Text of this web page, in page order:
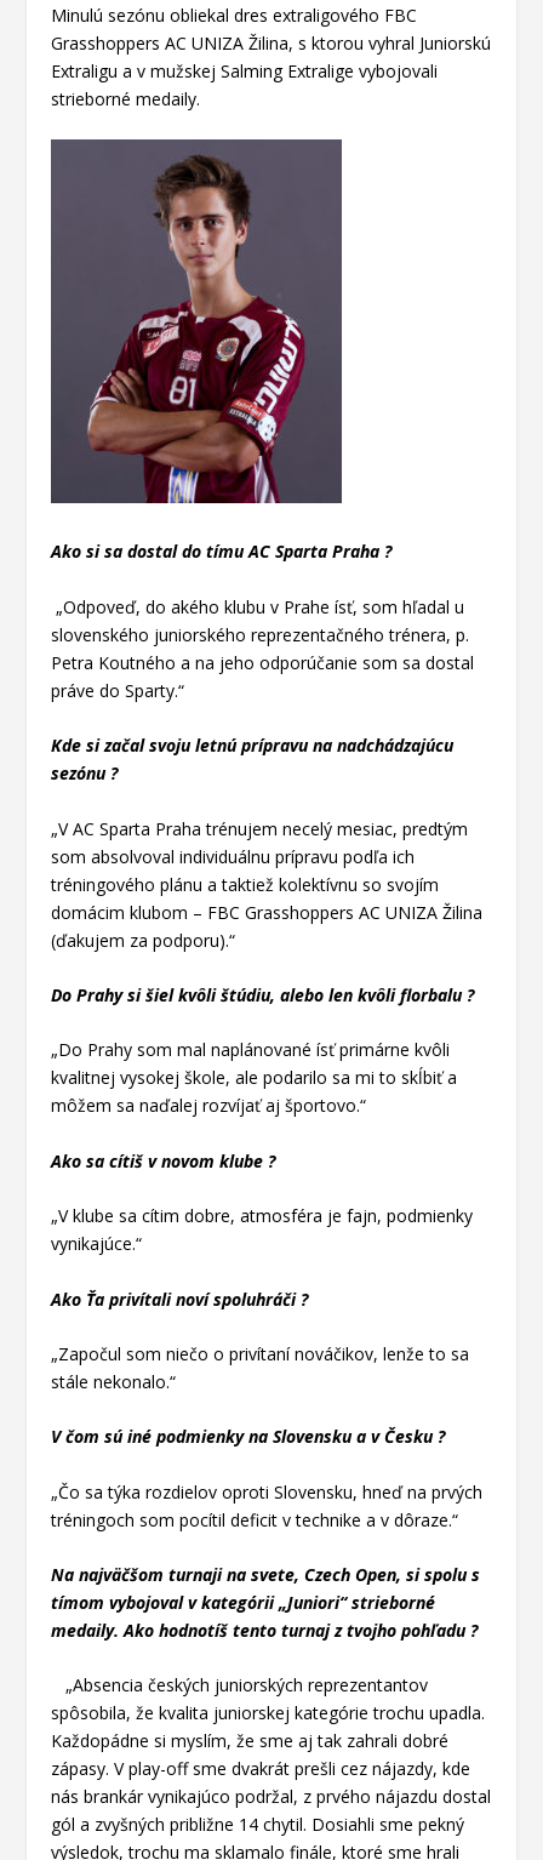
Minulú sezónu obliekal dres extraligového FBC
Grasshoppers AC UNIZA Žilina, s ktorou vyhral Juniorskú
Extraligu a v mužskej Salming Extralige vybojovali
strieborné medaily.
Ako si sa dostal do tímu AC Sparta Praha ?
„Odpoveď, do akého klubu v Prahe ísť, som hľadal u
slovenského juniorského reprezentačného trénera, p.
Petra Koutného a na jeho odporúčanie som sa dostal
práve do Sparty.“
Kde si začal svoju letnú prípravu na nadchádzajúcu
sezónu ?
„V AC Sparta Praha trénujem necelý mesiac, predtým
som absolvoval individuálnu prípravu podľa ich
tréningového plánu a taktiež kolektívnu so svojím
domácim klubom – FBC Grasshoppers AC UNIZA Žilina
(ďakujem za podporu).“
Do Prahy si šiel kvôli štúdiu, alebo len kvôli florbalu ?
„Do Prahy som mal naplánované ísť primárne kvôli
kvalitnej vysokej škole, ale podarilo sa mi to skĺbiť a
môžem sa naďalej rozvíjať aj športovo.“
Ako sa cítiš v novom klube ?
„V klube sa cítim dobre, atmosféra je fajn, podmienky
vynikajúce.“
Ako Ťa privítali noví spoluhráči ?
„Započul som niečo o privítaní nováčikov, lenže to sa
stále nekonalo.“
V čom sú iné podmienky na Slovensku a v Česku ?
„Čo sa týka rozdielov oproti Slovensku, hneď na prvých
tréningoch som pocítil deficit v technike a v dôraze.“
Na najväčšom turnaji na svete, Czech Open, si spolu s
tímom vybojoval v kategórii „Juniori“ strieborné
medaily. Ako hodnotíš tento turnaj z tvojho pohľadu ?
„Absencia českých juniorských reprezentantov
spôsobila, že kvalita juniorskej kategórie trochu upadla.
Každopádne si myslím, že sme aj tak zahrali dobré
zápasy. V play-off sme dvakrát prešli cez nájazdy, kde
nás brankár vynikajúco podržal, z prvého nájazdu dostal
gól a zvyšných približne 14 chytil. Dosiahli sme pekný
výsledok, trochu ma sklamalo finále, ktoré sme hrali